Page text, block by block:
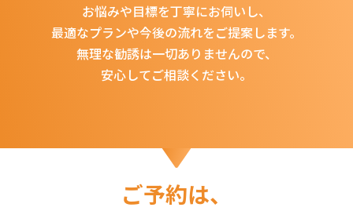
お悩みや目標を丁寧にお伺いし、
最適なプランや今後の流れをご提案します。
無理な勧誘は一切ありませんので、
安心してご相談ください。
ご予約は、